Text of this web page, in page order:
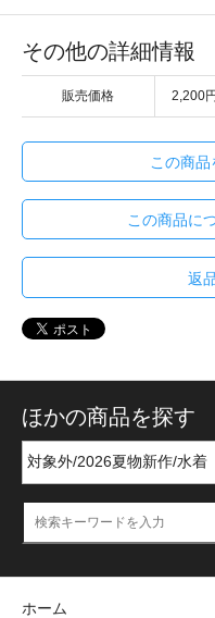
その他の詳細情報
販売価格 2,200
この商
この商品に
返
ほかの商品を探す
ホーム